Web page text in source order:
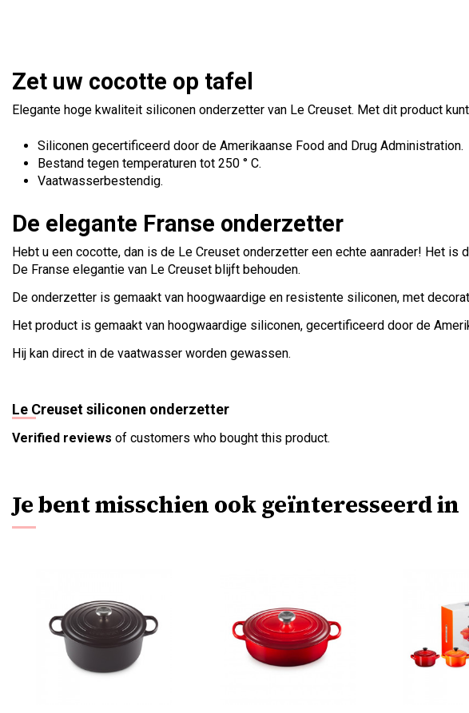
Zet uw cocotte op tafel
Elegante hoge kwaliteit siliconen onderzetter van Le Creuset. Met dit product
Siliconen gecertificeerd door de Amerikaanse Food and Drug Administration.
Bestand tegen temperaturen tot 250 ° C.
Vaatwasserbestendig.
De elegante Franse onderzetter
Hebt u een cocotte, dan is de Le Creuset onderzetter een echte aanrader! Het
De Franse elegantie van Le Creuset blijft behouden.
De onderzetter is gemaakt van hoogwaardige en resistente siliconen, met
Het product is gemaakt van hoogwaardige siliconen, gecertificeerd door de
Hij kan direct in de vaatwasser worden gewassen.
Le Creuset siliconen onderzetter
Verified reviews of customers who bought this product.
Je bent misschien ook geïnteresseerd in